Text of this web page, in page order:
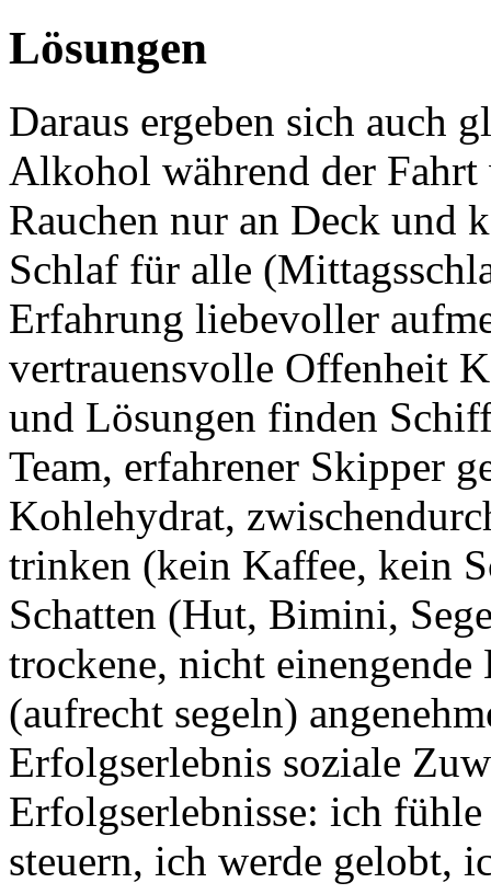
Lösungen
Daraus ergeben sich auch
Alkohol während der
Rauchen nur an Deck und
Schlaf für alle
Erfahrung liebevoller
vertrauensvolle Offenheit
und Lösungen finden
Team, erfahrener Skipper
Kohlehydrat,
trinken (kein Kaffee, kein
Schatten (Hut, Bimini,
trockene, nicht
(aufrecht segeln)
Erfolgserlebnis soziale
Erfolgserlebnisse: ich
steuern, ich werde gelobt,